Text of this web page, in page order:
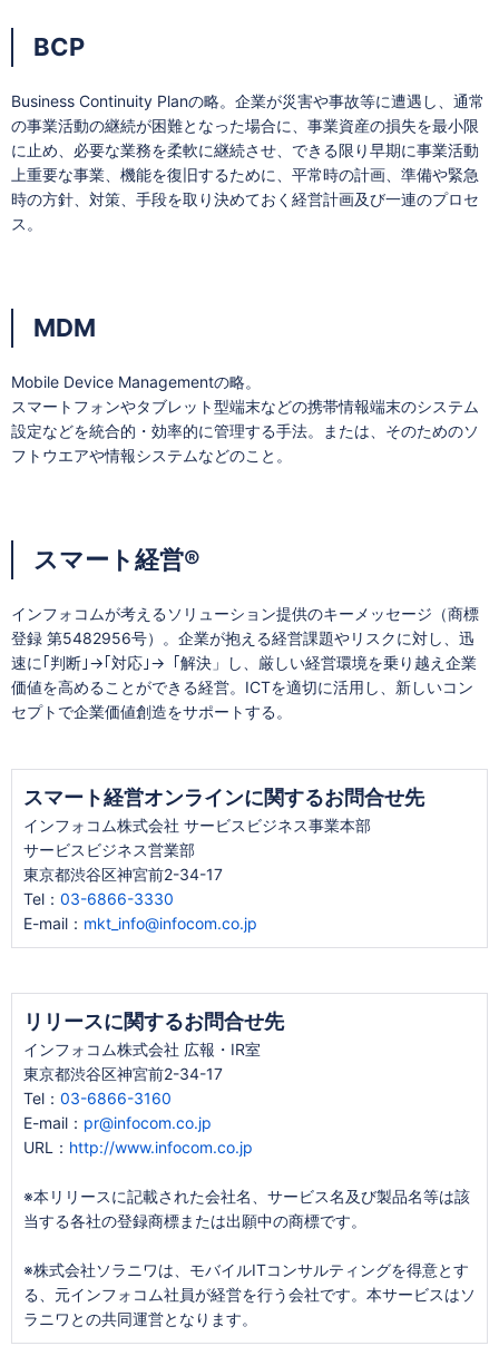
BCP
Business Continuity Planの略。企業が災害や事故等に遭遇し、通常
の事業活動の継続が困難となった場合に、事業資産の損失を最小限
に止め、必要な業務を柔軟に継続させ、できる限り早期に事業活動
上重要な事業、機能を復旧するために、平常時の計画、準備や緊急
時の方針、対策、手段を取り決めておく経営計画及び一連のプロセ
ス。
MDM
Mobile Device Managementの略。
スマートフォンやタブレット型端末などの携帯情報端末のシステム
設定などを統合的・効率的に管理する手法。または、そのためのソ
フトウエアや情報システムなどのこと。
スマート経営®
インフォコムが考えるソリューション提供のキーメッセージ（商標
登録 第5482956号）。企業が抱える経営課題やリスクに対し、迅
速に｢判断｣→｢対応｣→「解決」し、厳しい経営環境を乗り越え企業
価値を高めることができる経営。ICTを適切に活用し、新しいコン
セプトで企業価値創造をサポートする。
スマート経営オンラインに関するお問合せ先
インフォコム株式会社 サービスビジネス事業本部
サービスビジネス営業部
東京都渋谷区神宮前2-34-17
Tel： 03-6866-3330
E-mail： mkt_info@infocom.co.jp
リリースに関するお問合せ先
インフォコム株式会社 広報・IR室
東京都渋谷区神宮前2-34-17
Tel： 03-6866-3160
E-mail： pr@infocom.co.jp
URL： http://www.infocom.co.jp
※本リリースに記載された会社名、サービス名及び製品名等は該
当する各社の登録商標または出願中の商標です。
※株式会社ソラニワは、モバイルITコンサルティングを得意とす
る、元インフォコム社員が経営を行う会社です。本サービスはソ
ラニワとの共同運営となります。